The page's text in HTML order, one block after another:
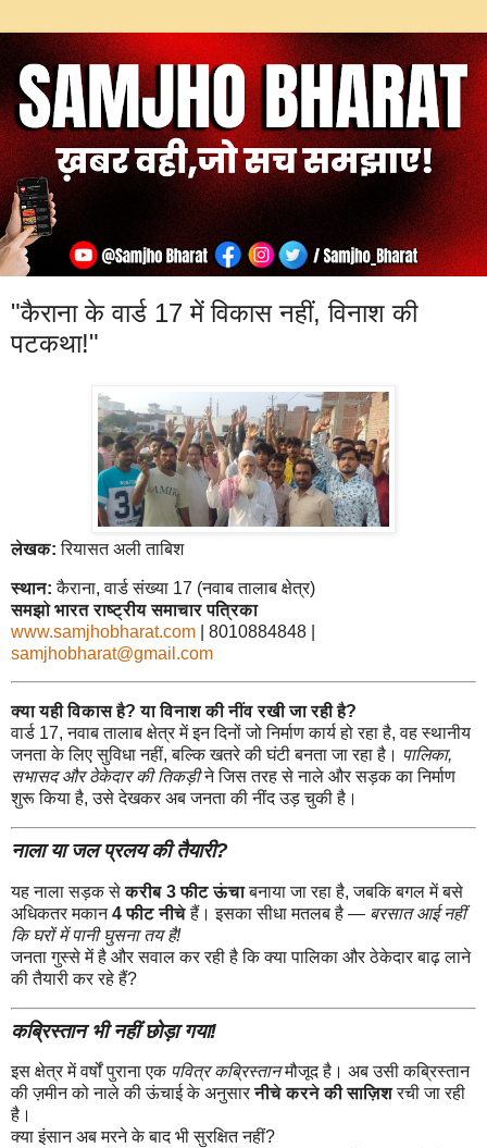
"कैराना के वार्ड 17 में विकास नहीं, विनाश की
पटकथा!"
लेखक: रियासत अली ताबिश
स्थान: कैराना, वार्ड संख्या 17 (नवाब तालाब क्षेत्र)
समझो भारत राष्ट्रीय समाचार पत्रिका
www.samjhobharat.com | 8010884848 |
samjhobharat@gmail.com
क्या यही विकास है? या विनाश की नींव रखी जा रही है?
वार्ड 17, नवाब तालाब क्षेत्र में इन दिनों जो निर्माण कार्य हो रहा है, वह स्थानीय
जनता के लिए सुविधा नहीं, बल्कि खतरे की घंटी बनता जा रहा है। पालिका,
सभासद और ठेकेदार की तिकड़ीने जिस तरह से नाले और सड़क का निर्माण
शुरू किया है, उसे देखकर अब जनता की नींद उड़ चुकी है।
नाला या जल प्रलय की तैयारी?
यह नाला सड़क सेकरीब 3 फीट ऊंचाबनाया जा रहा है, जबकि बगल में बसे
अधिकतर मकान4 फीट नीचेहैं। इसका सीधा मतलब है — बरसात आई नहीं
कि घरों में पानी घुसना तय है!
जनता गुस्से में है और सवाल कर रही है कि क्या पालिका और ठेकेदार बाढ़ लाने
की तैयारी कर रहे हैं?
कब्रिस्तान भी नहीं छोड़ा गया!
इस क्षेत्र में वर्षों पुराना एक पवित्र कब्रिस्तानमौजूद है। अब उसी कब्रिस्तान
की ज़मीन को नाले की ऊंचाई के अनुसारनीचे करने की साज़िशरची जा रही
है।
क्या इंसान अब मरने के बाद भी सुरक्षित नहीं?